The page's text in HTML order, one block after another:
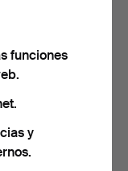
DE PLATA Y
3 jun 2026
funciones
y